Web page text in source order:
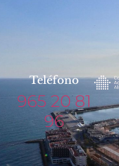
Teléfono
965 20 81
96